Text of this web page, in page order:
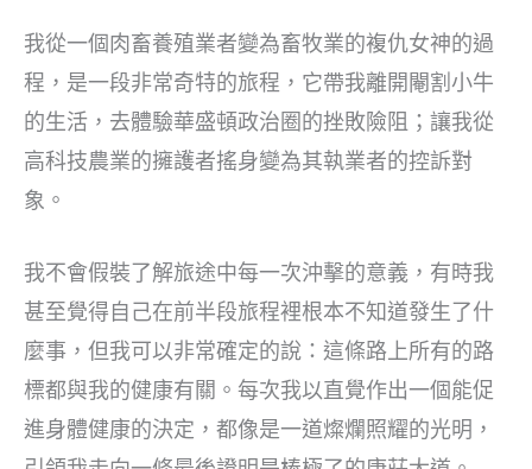
我從一個肉畜養殖業者變為畜牧業的複仇女神的過
程，是一段非常奇特的旅程，它帶我離開閹割小牛
的生活，去體驗華盛頓政治圈的挫敗險阻；讓我從
高科技農業的擁護者搖身變為其執業者的控訴對
象。
我不會假裝了解旅途中每一次沖擊的意義，有時我
甚至覺得自己在前半段旅程裡根本不知道發生了什
麼事，但我可以非常確定的說：這條路上所有的路
標都與我的健康有關。每次我以直覺作出一個能促
進身體健康的決定，都像是一道燦爛照耀的光明，